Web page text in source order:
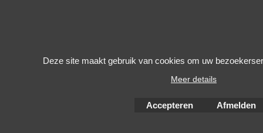
Deze site maakt gebruik van cookies om uw
Meer details
Accepteren Afmelden